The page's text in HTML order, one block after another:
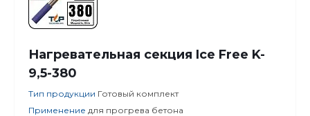
Нагревательная секция Ice Free K-
9,5-380
Тип продукции Готовый комплект
Применение для прогрева бетона